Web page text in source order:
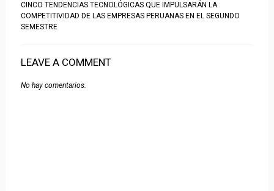
CINCO TENDENCIAS TECNOLÓGICAS QUE IMPULSARÁN LA
COMPETITIVIDAD DE LAS EMPRESAS PERUANAS EN EL SEGUNDO
SEMESTRE
LEAVE A COMMENT
No hay comentarios.